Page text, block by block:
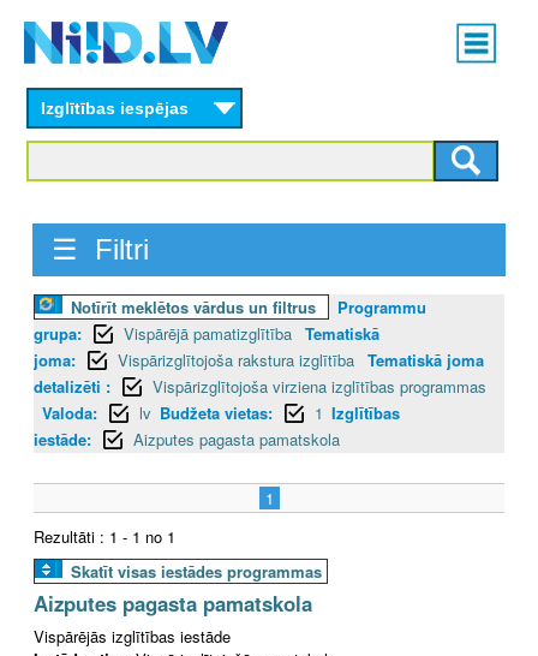
content
Main
menu
Izglītības iespējas
☰ Filtri
Notīrīt meklētos vārdus un filtrus
Programmu
grupa:
Vispārējā pamatizglītība Tematiskā
joma:
Vispārizglītojoša rakstura izglītība Tematiskā joma
detalizēti :
Vispārizglītojoša virziena izglītības programmas
Valoda:
lv Budžeta vietas: 1 Izglītības
iestāde:
Aizputes pagasta pamatskola
1
Rezultāti : 1 - 1 no 1
Skatīt visas iestādes programmas
Aizputes pagasta pamatskola
Vispārējās izglītības iestāde